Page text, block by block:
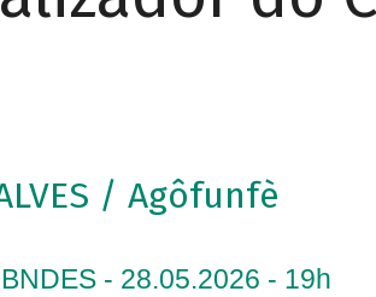
/ Agôfunfè
- 28.05.2026 - 19h